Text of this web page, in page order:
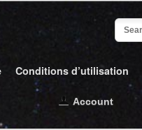
Conditions d’utilisation
Account